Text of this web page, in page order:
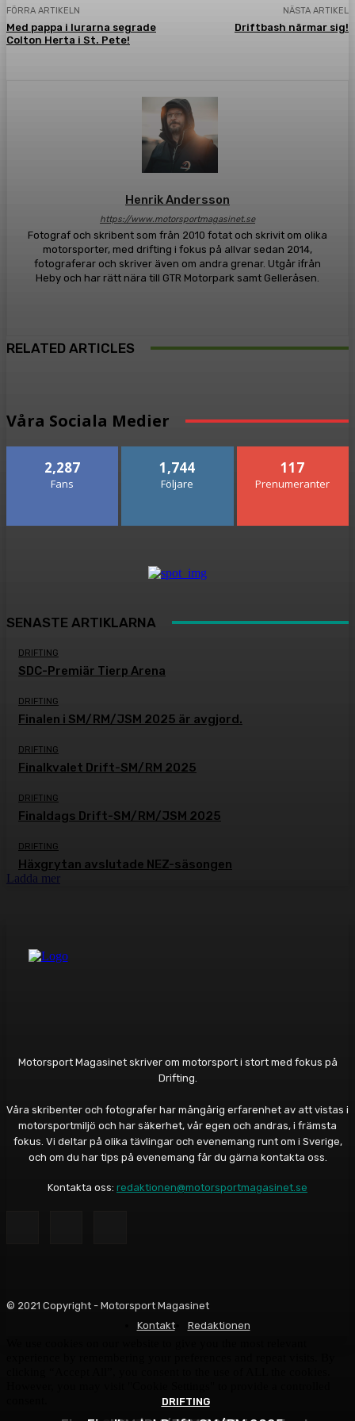
FÖRRA ARTIKELN
Med pappa i lurarna segrade
Colton Herta i St. Pete!
NÄSTA ARTIKEL
Driftbash närmar sig!
Henrik Andersson
https://www.motorsportmagasinet.se
Fotograf och skribent som från 2010 fotat och skrivit om olika
motorsporter, med drifting i fokus på allvar sedan 2014,
fotograferar och skriver även om andra grenar. Utgår ifrån
Heby och har rätt nära till GTR Motorpark samt Gelleråsen.
RELATED ARTICLES
DRIFTING
DRIFTING
DRIFTING
Våra Sociala Medier
2,287
Fans
1,744
Följare
117
Prenumeranter
SENASTE ARTIKLARNA
DRIFTING
SDC-Premiär Tierp Arena
DRIFTING
Finalen i SM/RM/JSM 2025 är avgjord.
DRIFTING
Finalkvalet Drift-SM/RM 2025
DRIFTING
Finaldags Drift-SM/RM/JSM 2025
DRIFTING
Häxgrytan avslutade NEZ-säsongen
Ladda mer
Motorsport Magasinet skriver om motorsport i stort med fokus på
Drifting.
Våra skribenter och fotografer har mångårig erfarenhet av att vistas i
motorsportmiljö och har säkerhet, vår egen och andras, i främsta
fokus. Vi deltar på olika tävlingar och evenemang runt om i Sverige,
och om du har tips på evenemang får du gärna kontakta oss.
Kontakta oss: redaktionen@motorsportmagasinet.se
© 2021 Copyright - Motorsport Magasinet
Kontakt
Redaktionen